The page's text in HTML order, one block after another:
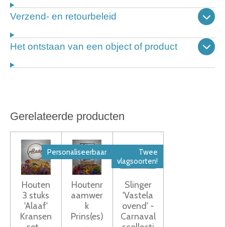
Verzend- en retourbeleid
Het ontstaan van een object of product
Gerelateerde producten
Houten
3 stuks
'Alaaf'
Kransen
Personaliseerbaar
Houtenr
aamwer
k
Prins(es)
Twee
vlagsoorten!
Slinger
'Vastela
ovend' -
Carnaval